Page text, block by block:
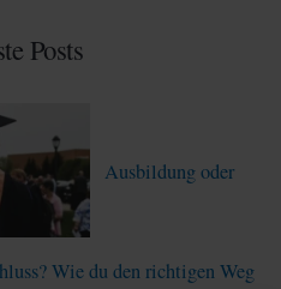
Posts
Ausbildung oder
Wie du den richtigen Weg